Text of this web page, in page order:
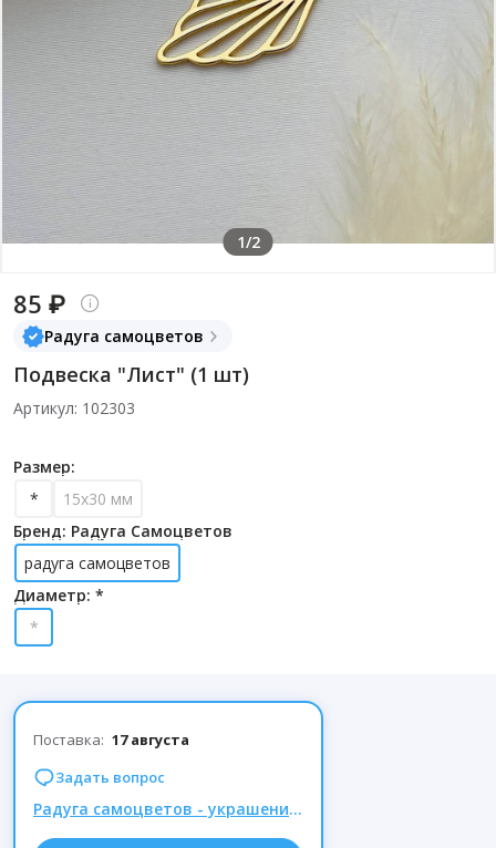
1/2
85 ₽
Радуга самоцветов
Подвеска "Лист" (1 шт)
Артикул: 102303
Размер:
*
15х30 мм
Бренд: Радуга Самоцветов
радуга самоцветов
Диаметр: *
*
Поставка: 17 августа
Задать вопрос
Радуга самоцветов - украшения из натуральных камней, Комиссия 15% при заказе от 1000р.